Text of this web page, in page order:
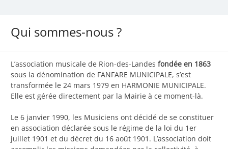
Qui sommes-nous ?
L’association musicale de Rion-des-Landes fondée en 1863
sous la dénomination de FANFARE MUNICIPALE, s’est
transformée le 24 mars 1979 en HARMONIE MUNICIPALE.
Elle est gérée directement par la Mairie à ce moment-là.
Le 6 janvier 1990, les Musiciens ont décidé de se constituer
en association déclarée sous le régime de la loi du 1er
juillet 1901 et du décret du 16 août 1901. L’association doit